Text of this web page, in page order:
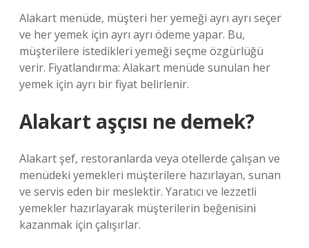
Alakart menüde, müşteri her yemeği ayrı ayrı seçer
ve her yemek için ayrı ayrı ödeme yapar. Bu,
müşterilere istedikleri yemeği seçme özgürlüğü
verir. Fiyatlandırma: Alakart menüde sunulan her
yemek için ayrı bir fiyat belirlenir.
Alakart aşçısı ne demek?
Alakart şef, restoranlarda veya otellerde çalışan ve
menüdeki yemekleri müşterilere hazırlayan, sunan
ve servis eden bir meslektir. Yaratıcı ve lezzetli
yemekler hazırlayarak müşterilerin beğenisini
kazanmak için çalışırlar.